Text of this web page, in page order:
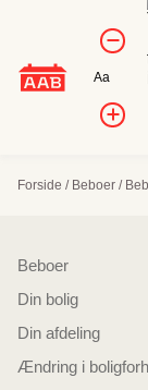
Kontrol
Aa
Forside / Beboer /
Beboer
Din bolig
Din afdeling
Ændring i